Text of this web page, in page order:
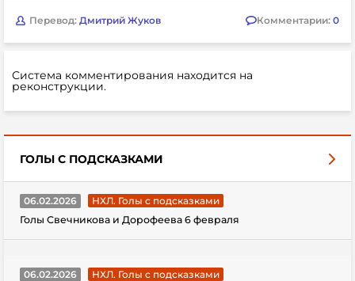
Перевод: Дмитрий Жуков Комментарии: 0
Система комментирования находится на
реконструкции.
ГОЛЫ С ПОДСКАЗКАМИ
06.02.2026
НХЛ. Голы с подсказками
Голы Свечникова и Дорофеева 6 февраля
06.02.2026
НХЛ. Голы с подсказками